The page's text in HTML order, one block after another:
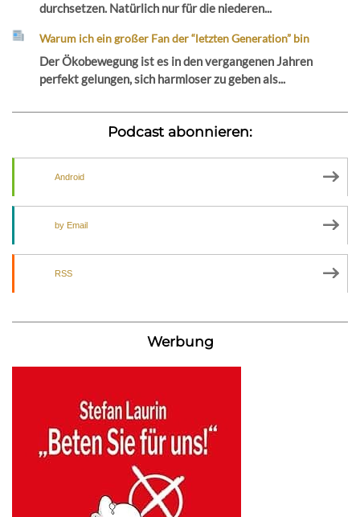
durchsetzen. Natürlich nur für die niederen...
Warum ich ein großer Fan der “letzten Generation” bin
Der Ökobewegung ist es in den vergangenen Jahren
perfekt gelungen, sich harmloser zu geben als...
Podcast abonnieren:
Android
by Email
RSS
Werbung